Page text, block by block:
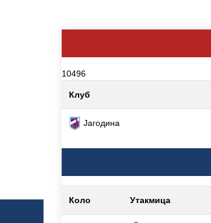
10496
Клуб
Јагодина
Коло Утакмица